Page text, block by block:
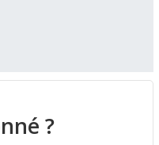
?